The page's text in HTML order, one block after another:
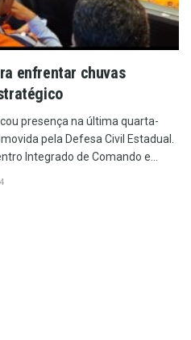
enfrentar chuvas
presença na última quarta-
pela Defesa Civil Estadual.
Integrado de Comando e...